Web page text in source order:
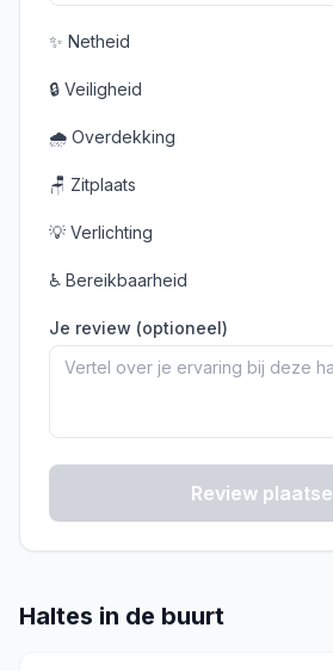
✨ Netheid
🔒 Veiligheid
🌧️ Overdekking
🪑 Zitplaats
💡 Verlichting
♿ Bereikbaarheid
Je review (optioneel)
Review
Haltes in de buurt